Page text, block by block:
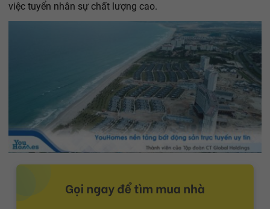
việc tuyển nhân sự chất lượng cao.